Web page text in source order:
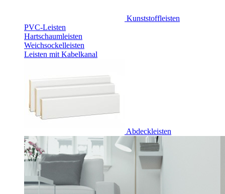
Kunststoffleisten
PVC-Leisten
Hartschaumleisten
Weichsockelleisten
Leisten mit Kabelkanal
Abdeckleisten